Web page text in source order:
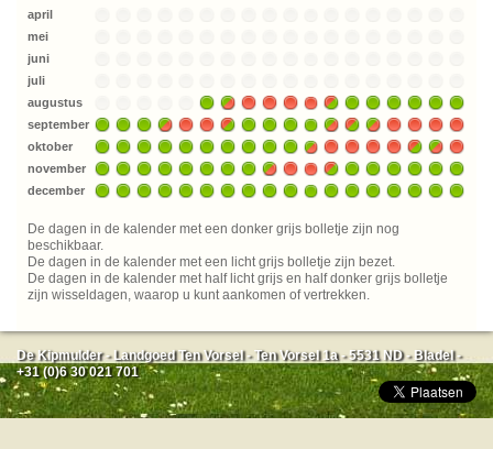
april
mei
juni
juli
augustus
september
oktober
november
december
De dagen in de kalender met een donker grijs bolletje zijn nog
beschikbaar.
De dagen in de kalender met een licht grijs bolletje zijn bezet.
De dagen in de kalender met half licht grijs en half donker grijs bolletje
zijn wisseldagen, waarop u kunt aankomen of vertrekken.
De Kipmulder - Landgoed Ten Vorsel - Ten Vorsel 1a - 5531 ND - Bladel -
+31 (0)6 30 021 701